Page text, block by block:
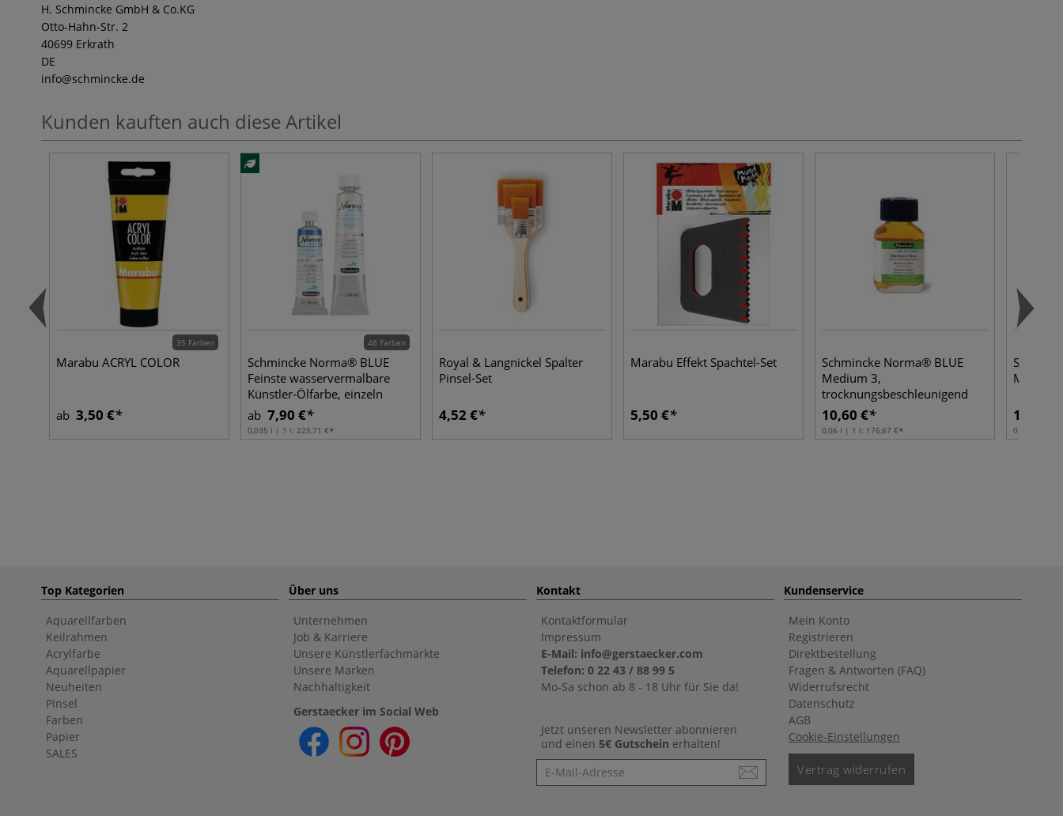
H. Schmincke GmbH & Co.KG
Otto-Hahn-Str. 2
40699 Erkrath
DE
info@schmincke.de
Kunden kauften auch diese Artikel
35 Farben
Marabu ACRYL COLOR
ab 3,50 €
48 Farben
Schmincke Norma® BLUE
Feinste wasservermalbare
Künstler-Ölfarbe, einzeln
ab 7,90 €
0,035 l | 1 l: 225,71 €
Royal & Langnickel Spalter
Pinsel-Set
4,52 €
Marabu Effekt Spachtel-Set
5,50 €
Schmincke Norma® BLUE
Medium 3,
trocknungsbeschleunigend
10,60 €
0,06 l | 1 l: 176,67 €
10,60 €
0,06 l | 1 l:
Top Kategorien
Aquarellfarben
Keilrahmen
Acrylfarbe
Aquarellpapier
Neuheiten
Pinsel
Farben
Papier
SALES
Über uns
Unternehmen
Job & Karriere
Unsere Künstlerfachmärkte
Unsere Marken
Nachhaltigkeit
Gerstaecker im Social Web
Kontakt
Kontaktformular
Impressum
E-Mail: info@gerstaecker.com
Telefon: 0 22 43 / 88 99 5
Mo-Sa schon ab 8 - 18 Uhr für Sie da!
Jetzt unseren Newsletter abonnieren
und einen 5€ Gutschein erhalten!
Newsletter
Kundenservice
Mein Konto
Registrieren
Direktbestellung
Fragen & Antworten (FAQ)
Widerrufsrecht
Datenschutz
AGB
Cookie-Einstellungen
Vertrag widerrufen